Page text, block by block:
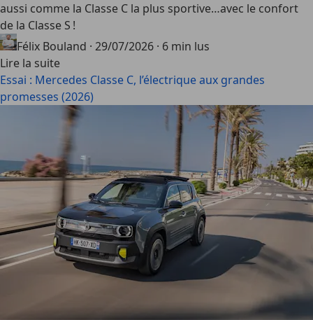
aussi comme la Classe C la plus sportive…avec le confort
de la Classe S !
Félix Bouland · 29/07/2026 · 6 min lus
Lire la suite
Essai : Mercedes Classe C, l’électrique aux grandes
promesses (2026)